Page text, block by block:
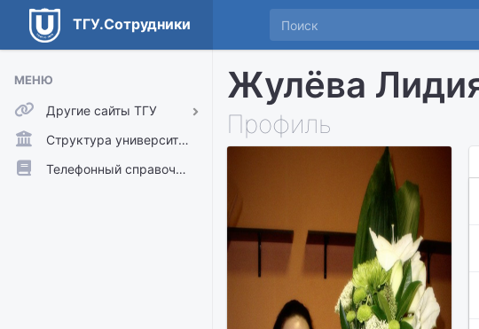
ТГУ.Сотрудники
МЕНЮ
Другие сайты ТГУ
ТГУ.Аккаунты
ТГУ.Расписание
Структура университета
Телефонный справочник
Жулёва
Профиль